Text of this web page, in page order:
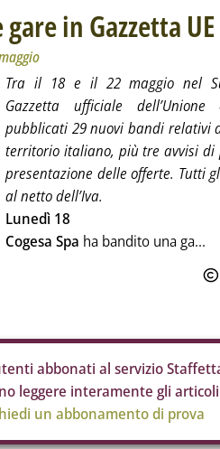
in Gazzetta UE
Tra il 18 e il 22 maggio nel
Gazzetta ufficiale
pubblicati 29 nuovi bandi relativi
territorio italiano, più tre avvisi
presentazione delle offerte. Tutti
al netto dell’Iva.
Lunedì 18
Cogesa Spa ha bandito una ga...
abbonati al servizio
leggere interamente gli
un abbonamento di prova